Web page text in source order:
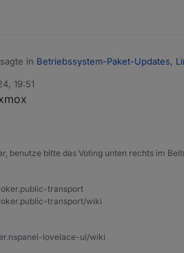
sagte in Betriebssystem-Paket-Updates,
Oberfläche meldet man sich doch eh als
19:51
benutze bitte das Voting unten rechts im
transport
transport/wiki
lovelace-ui/wiki